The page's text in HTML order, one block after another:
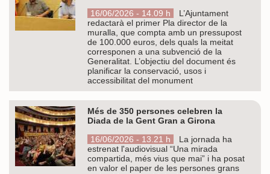
16/06/2026 - 14.09 h
L’Ajuntament
redactarà el primer Pla director de la
muralla, que compta amb un pressupost
de 100.000 euros, dels quals la meitat
corresponen a una subvenció de la
Generalitat. L’objectiu del document és
planificar la conservació, usos i
accessibilitat del monument
Més de 350 persones celebren la
Diada de la Gent Gran a Girona
16/06/2026 - 13.21 h
La jornada ha
estrenat l'audiovisual “Una mirada
compartida, més vius que mai” i ha posat
en valor el paper de les persones grans